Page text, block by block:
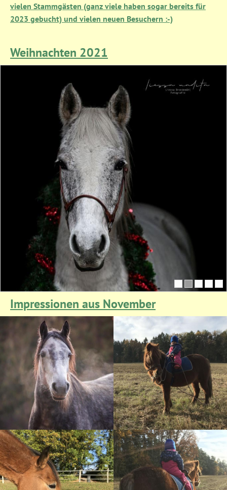
vielen Stammgästen (ganz viele haben sogar bereits für
2023 gebucht) und vielen neuen Besuchern :-)
Weihnachten 2021
Impressionen aus November
Mochulla Lilac
Unsere Connemara Stute in
Ausbildung. Zur Zeit wird sie
Hermine
Auch in der Nebensaison
kann man sich Hermine zum